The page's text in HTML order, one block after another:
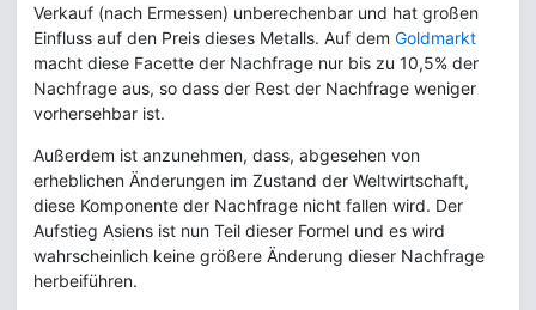
Verkauf (nach Ermessen) unberechenbar und hat großen
Einfluss auf den Preis dieses Metalls. Auf dem Goldmarkt
macht diese Facette der Nachfrage nur bis zu 10,5% der
Nachfrage aus, so dass der Rest der Nachfrage weniger
vorhersehbar ist.
Außerdem ist anzunehmen, dass, abgesehen von
erheblichen Änderungen im Zustand der Weltwirtschaft,
diese Komponente der Nachfrage nicht fallen wird. Der
Aufstieg Asiens ist nun Teil dieser Formel und es wird
wahrscheinlich keine größere Änderung dieser Nachfrage
herbeiführen.